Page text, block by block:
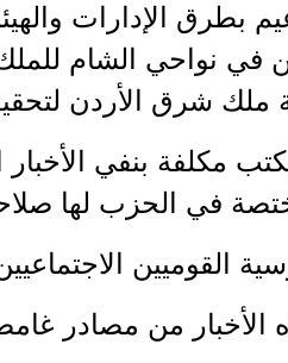
بطرق الإدارات
في نواحي الشام
ملك شرق الأردن
مكلفة بنفي
في الحزب لها
القوميين
من مصادر